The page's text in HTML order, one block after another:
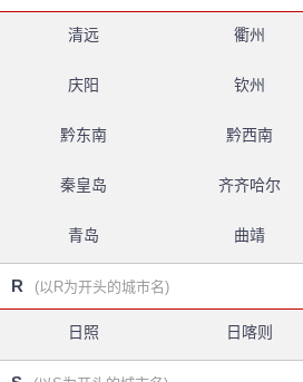
清远 衢州
庆阳 钦州
黔东南 黔西南
秦皇岛 齐齐哈尔
青岛 曲靖
R (以R为开头的城市名)
日照 日喀则